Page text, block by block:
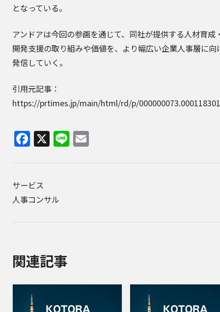
となっている。
アンドアは今回の参画を通じて、同社が提供する人材育成
開発支援の取り組みや価値を、より幅広い企業人事層に向
発信していく。
引用元記事：
https://prtimes.jp/main/html/rd/p/
Facebook
X Line
サービス
人事コンサル
関連記事